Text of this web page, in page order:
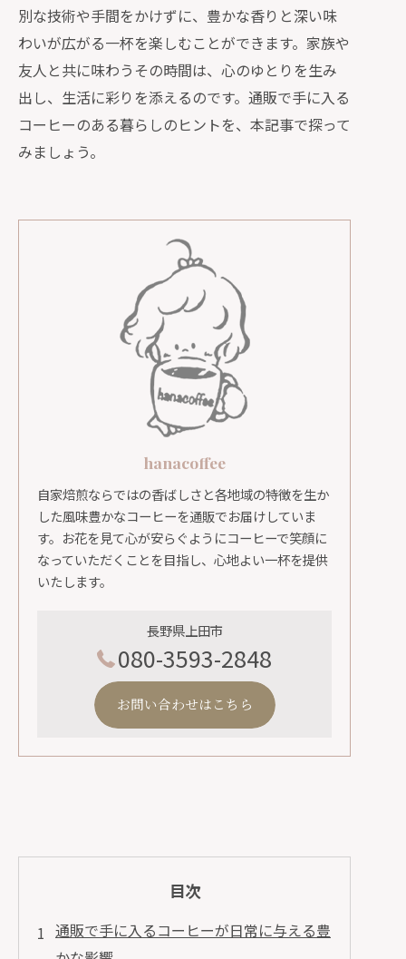
別な技術や手間をかけずに、豊かな香りと深い味
わいが広がる一杯を楽しむことができます。家族や
友人と共に味わうその時間は、心のゆとりを生み
出し、生活に彩りを添えるのです。通販で手に入る
コーヒーのある暮らしのヒントを、本記事で探って
みましょう。
hanacoffee
自家焙煎ならではの香ばしさと各地域の特徴を生か
した風味豊かなコーヒーを通販でお届けしていま
す。お花を見て心が安らぐようにコーヒーで笑顔に
なっていただくことを目指し、心地よい一杯を提供
いたします。
長野県上田市
080-3593-2848
お問い合わせはこちら
目次
通販で手に入るコーヒーが日常に与える豊